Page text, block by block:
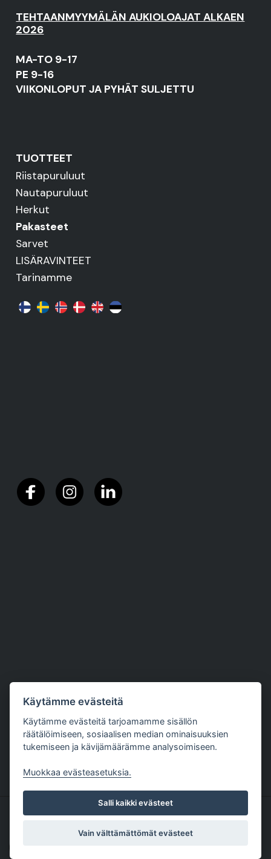
TEHTAANMYYMÄLÄN AUKIOLOAJAT ALKAEN
2026
MA-TO 9-17
PE 9-16
VIIKONLOPUT JA PYHÄT SULJETTU
TUOTTEET
Riistapuruluut
Nautapuruluut
Herkut
Pakasteet
Sarvet
LISÄRAVINTEET
Tarinamme
Copyright The Nutriment Company Finland 1
Tietosuojaseloste| Palvelun toteutus:
Käytämme evästeitä
Käytämme evästeitä tarjoamamme sisällön
räätälöimiseen, sosiaalisen median ominaisuuksien
tukemiseen ja kävijämäärämme analysoimiseen.
Muokkaa evästeasetuksia.
Salli kaikki evästeet
Vain välttämättömät evästeet